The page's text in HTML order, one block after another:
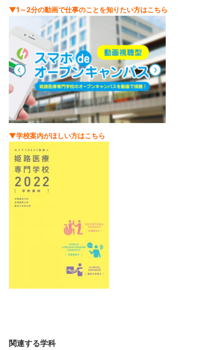
▼1～2分の動画で仕事のことを知りたい方はこちら
▼学校案内がほしい方はこちら
関連する学科